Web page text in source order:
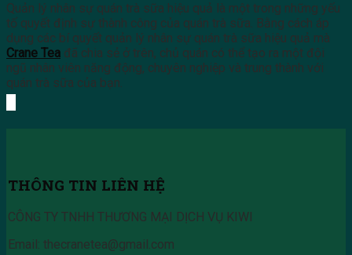
Quản lý nhân sự quán trà sữa hiệu quả là một trong những yếu
tố quyết định sự thành công của quán trà sữa. Bằng cách áp
dụng các bí quyết quản lý nhân sự quán trà sữa hiệu quả mà
Crane Tea đã chia sẻ ở trên, chủ quán có thể tạo ra một đội
ngũ nhân viên năng động, chuyên nghiệp và trung thành với
quán trà sữa của bạn.
THÔNG TIN LIÊN HỆ
CÔNG TY TNHH THƯƠNG MẠI DỊCH VỤ KIWI
Email: thecranetea@gmail.com